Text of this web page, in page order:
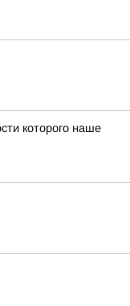
которого наше